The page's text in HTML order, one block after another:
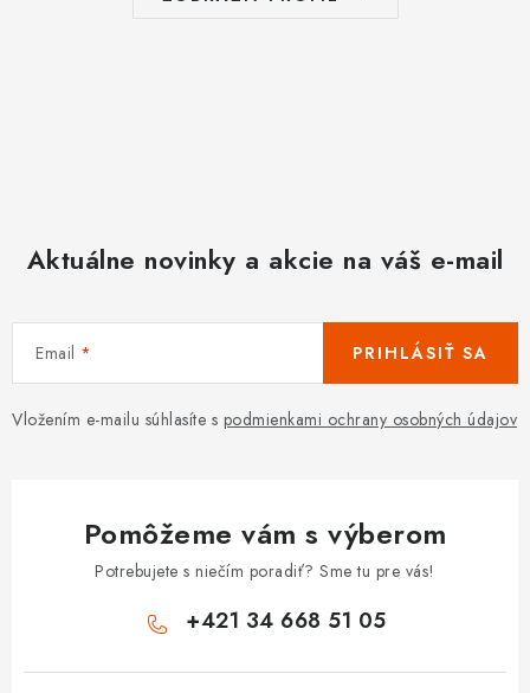
Aktuálne novinky a akcie na váš e-mail
Email
Vložením e-mailu súhlasíte s podmienkami ochrany osobných údajov
PRIHLÁSIŤ SA
Pomôžeme vám s výberom
Potrebujete s niečím poradiť? Sme tu pre vás!
+421 34 668 51 05